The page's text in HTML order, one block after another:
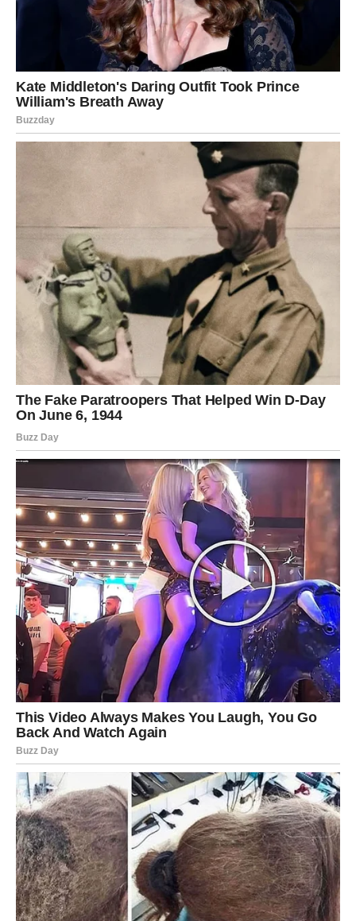
Nemojte odbijati pozive za druženje jer se upravo tamo
krije prilika za sudbinski susret.
Vaga
Vagama zvezde danas donose ljubavnu harmoniju. Posle
perioda nesigurnosti konačno dolazi osećaj mira.
Partner će želeti da provodi više vremena sa vama, a
mnogi će rešiti stare nesporazume koji su stvarali tenziju.
Slobodne Vage mogle bi dobiti pažnju osobe koja ih već
dugo posmatra izdaleka. Ovo poznanstvo ima potencijal
da preraste u ozbiljnu vezu.
Ne plašite se da pokažete osećanja. Danas će upravo
iskrenost otvoriti vrata sreće.
Škorpija
Pred Škorpijama je jedan od najintenzivnijih ljubavnih
dana ovog meseca.
Emocije će biti snažne, ali i vrlo iskrene. Ako postoji
osoba koju ne možete da zaboravite, upravo danas može
doći do neočekivanog kontakta.
Zauzete Škorpije prolaze kroz važan razgovor koji će
učvrstiti odnos. Sve ono što je bilo prećutano konačno
izlazi na videlo.
Slobodne Škorpije mogu upoznati nekoga ko će ih
potpuno osvojiti svojom energijom. Ovo neće biti obična
simpatija već početak nečega mnogo ozbiljnijeg.
Strelac
Strelčevi danas shvataju da prava ljubav dolazi onda kada
prestanemo da je jurimo.
Ako ste dugo bili razočarani, univerzum vam danas šalje
novu priliku.